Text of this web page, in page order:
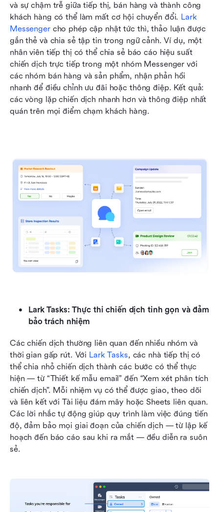
và sự chậm trễ giữa tiếp thị, bán hàng và thành công
khách hàng có thể làm mất cơ hội chuyển đổi. Lark
Messenger cho phép cập nhật tức thì, thảo luận được
gắn thẻ và chia sẻ tập tin trong ngữ cảnh. Ví dụ, một
nhân viên tiếp thị có thể chia sẻ báo cáo hiệu suất
chiến dịch trực tiếp trong một nhóm Messenger với
các nhóm bán hàng và sản phẩm, nhận phản hồi
nhanh để điều chỉnh ưu đãi hoặc thông điệp. Kết quả:
các vòng lặp chiến dịch nhanh hơn và thông điệp nhất
quán trên mọi điểm chạm khách hàng.
Lark Tasks: Thực thi chiến dịch tinh gọn và đảm
bảo trách nhiệm
Các chiến dịch thường liên quan đến nhiều nhóm và
thời gian gấp rút. Với Lark Tasks, các nhà tiếp thị có
thể chia nhỏ chiến dịch thành các bước có thể thực
hiện — từ “Thiết kế mẫu email” đến “Xem xét phân tích
chiến dịch”. Mỗi nhiệm vụ có thể được giao, theo dõi
và liên kết với Tài liệu đám mây hoặc Sheets liên quan.
Các lời nhắc tự động giúp quy trình làm việc đúng tiến
độ, đảm bảo mọi giai đoạn của chiến dịch — từ lập kế
hoạch đến báo cáo sau khi ra mắt — đều diễn ra suôn
sẻ.